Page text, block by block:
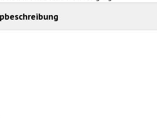
ob es einen bestimmten Zeitpunkt